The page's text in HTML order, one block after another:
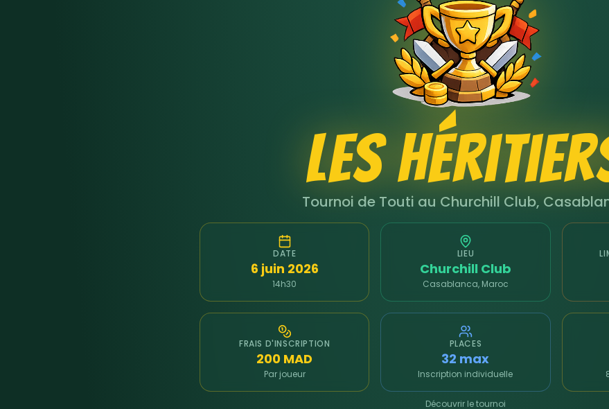
Les
Tournoi de Touti au Churchill Club,
DATE
6 juin 2026
14h30
LIEU
Churchill Club
Casablanca, Maroc
FRAIS D'INSCRIPTION
200 MAD
Par joueur
PLACES
32 max
Inscription individuelle
Découvrir le tournoi